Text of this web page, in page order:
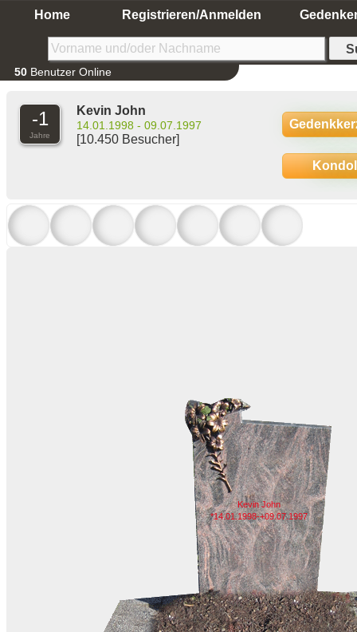
Home Registrieren/Anmelden
50 Benutzer Online
-1
Jahre
Kevin John
14.01.1998 - 09.07.1997
[10.450 Besucher]
Kevin John
*14.01.1998-+09.07.1997